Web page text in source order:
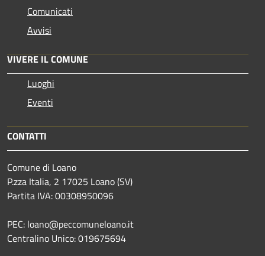
Comunicati
Avvisi
VIVERE IL COMUNE
Luoghi
Eventi
CONTATTI
Comune di Loano
P.zza Italia, 2 17025 Loano (SV)
Partita IVA: 00308950096
PEC: loano@peccomuneloano.it
Centralino Unico: 019675694